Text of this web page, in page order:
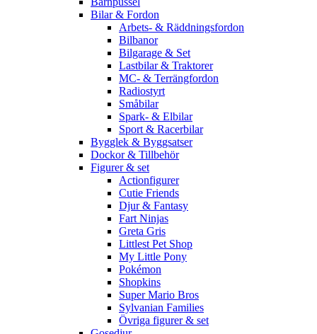
Bilar & Fordon
Arbets- & Räddningsfordon
Bilbanor
Bilgarage & Set
Lastbilar & Traktorer
MC- & Terrängfordon
Radiostyrt
Småbilar
Spark- & Elbilar
Sport & Racerbilar
Bygglek & Byggsatser
Dockor & Tillbehör
Figurer & set
Actionfigurer
Cutie Friends
Djur & Fantasy
Fart Ninjas
Greta Gris
Littlest Pet Shop
My Little Pony
Pokémon
Shopkins
Super Mario Bros
Sylvanian Families
Övriga figurer & set